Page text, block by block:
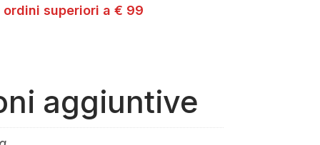
superiori a € 99
aggiuntive